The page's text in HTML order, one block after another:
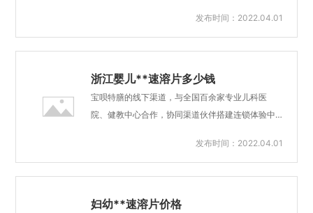
也别担心，单纯靠食补，只要选择正规的食物性钙
源是不会造成钙摄入过量的。宝呗特膳速溶片 激发
纯从食...
只有欧美少数地区拥有成熟技术，在我国速溶片只
随吞咽动作进入消化道，体内吸收、代谢过程与普
通片剂一致。与普通制剂相比，有服用方便、吸收
快、生物利用度高、对消化道黏膜刺激性小等优
目前拥有VD、铁、锌三款产品，不必用水送服，唾
液即可使其溶解，既可按普通片剂吞服，又可放于
幼儿、孕吐期妇女、老...
发布时间：2022.04.01
浙江婴儿**速溶片多少钱
宝呗特膳的线下渠道，与全国百余家专业儿科医
院、健教中心合作，协同渠道伙伴搭建连锁体验中
咨询、医师上门服务，为用户提供一站式健康解决
及围产期保健领域，口腔速溶片，宝呗特膳速溶片
发布时间：2022.04.01
妇幼**速溶片价格